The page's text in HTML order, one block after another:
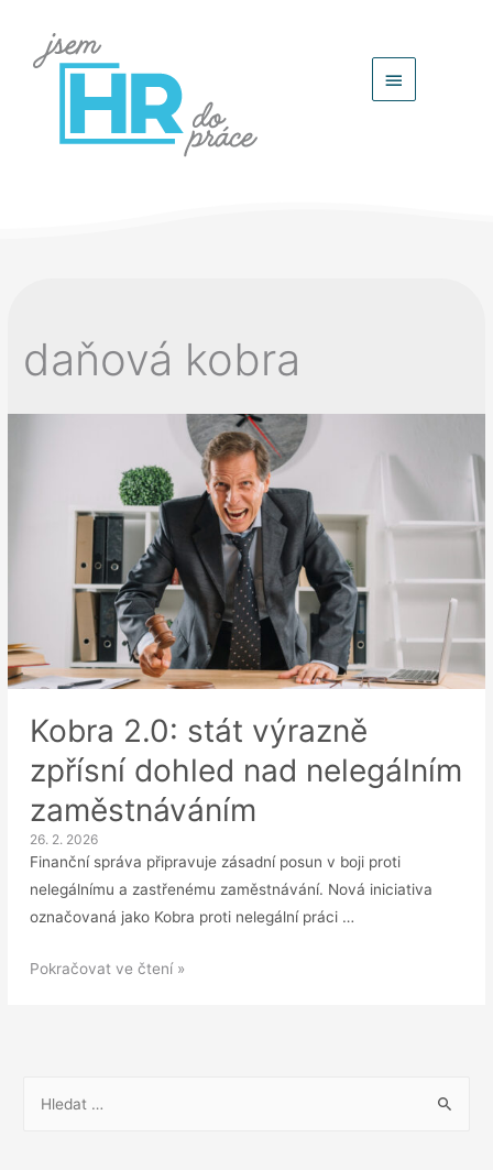
Hlavní
daňová kobra
Kobra 2.0: stát výrazně
zpřísní dohled nad nelegálním
zaměstnáváním
26. 2. 2026
Finanční správa připravuje zásadní posun v boji proti
nelegálnímu a zastřenému zaměstnávání. Nová iniciativa
označovaná jako Kobra proti nelegální práci …
Kobra
dohled
Pokračovat ve čtení »